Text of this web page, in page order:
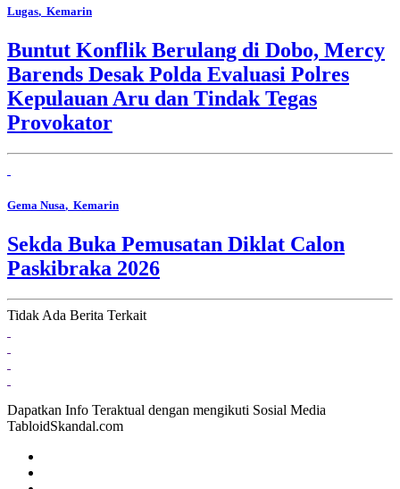
Lugas, Kemarin
Buntut Konflik Berulang di Dobo, Mercy
Barends Desak Polda Evaluasi Polres
Kepulauan Aru dan Tindak Tegas
Provokator
Gema Nusa, Kemarin
Sekda Buka Pemusatan Diklat Calon
Paskibraka 2026
Tidak Ada Berita Terkait
Dapatkan Info Teraktual dengan mengikuti Sosial Media
TabloidSkandal.com